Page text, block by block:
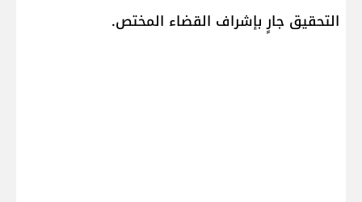
التحقيق جارٍ بإشراف القضاء المختص.